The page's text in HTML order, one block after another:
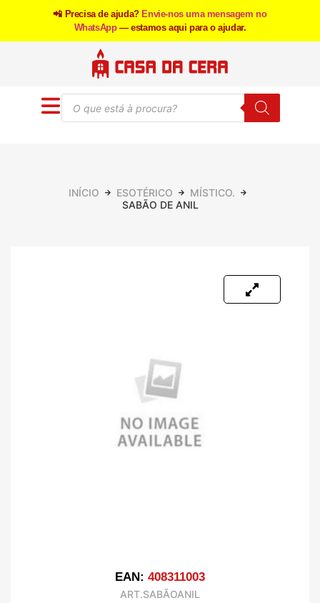
📲 Precisa de ajuda? Envie-nos uma mensagem no
WhatsApp — estamos aqui para o ajudar.
INÍCIO ESOTÉRICO
MÍSTICO.
SABÃO DE ANIL
EAN: 408311003
ART.SABÃOANIL